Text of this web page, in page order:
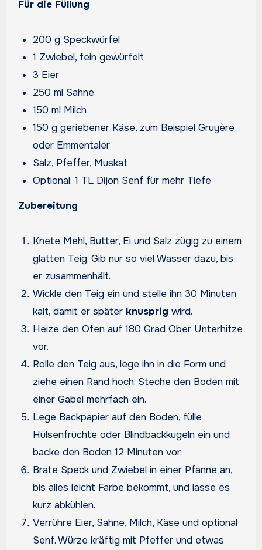
Für die Füllung
200 g Speckwürfel
1 Zwiebel, fein gewürfelt
3 Eier
250 ml Sahne
150 ml Milch
150 g geriebener Käse, zum Beispiel Gruyère
oder Emmentaler
Salz, Pfeffer, Muskat
Optional: 1 TL Dijon Senf für mehr Tiefe
Zubereitung
Knete Mehl, Butter, Ei und Salz zügig zu einem
glatten Teig. Gib nur so viel Wasser dazu, bis
er zusammenhält.
Wickle den Teig ein und stelle ihn 30 Minuten
kalt, damit er später knusprig wird.
Heize den Ofen auf 180 Grad Ober Unterhitze
vor.
Rolle den Teig aus, lege ihn in die Form und
ziehe einen Rand hoch. Steche den Boden mit
einer Gabel mehrfach ein.
Lege Backpapier auf den Boden, fülle
Hülsenfrüchte oder Blindbackkugeln ein und
backe den Boden 12 Minuten vor.
Brate Speck und Zwiebel in einer Pfanne an,
bis alles leicht Farbe bekommt, und lasse es
kurz abkühlen.
Verrühre Eier, Sahne, Milch, Käse und optional
Senf. Würze kräftig mit Pfeffer und etwas